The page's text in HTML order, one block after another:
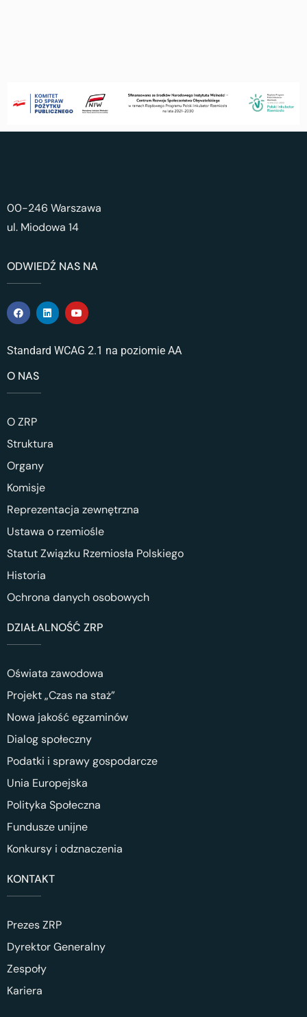
00-246 Warszawa
ul. Miodowa 14
ODWIEDŹ NAS NA
Standard WCAG 2.1 na poziomie AA
O NAS
O ZRP
Struktura
Organy
Komisje
Reprezentacja zewnętrzna
Ustawa o rzemiośle
Statut Związku Rzemiosła Polskiego
Historia
Ochrona danych osobowych
DZIAŁALNOŚĆ ZRP
Oświata zawodowa
Projekt „Czas na staż”
Nowa jakość egzaminów
Dialog społeczny
Podatki i sprawy gospodarcze
Unia Europejska
Polityka Społeczna
Fundusze unijne
Konkursy i odznaczenia
KONTAKT
Prezes ZRP
Dyrektor Generalny
Zespoły
Kariera